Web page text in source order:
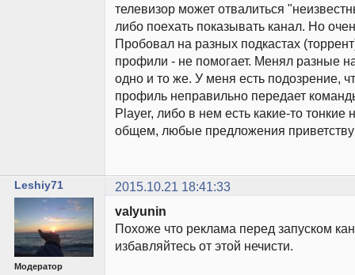
телевизор может отвалиться
либо поехать показывать канал. Но
Пробовал на разных подкастах
профили - не помогает. Менял разные
одно и то же. У меня есть подозрение,
профиль неправильно передает
Player, либо в нем есть какие-то тонкие
общем, любые предложения
Leshiy71 2015.10.21 18:41:33
Модератор
valyunin
Похоже что реклама перед запуском
избавляйтесь от этой нечисти.